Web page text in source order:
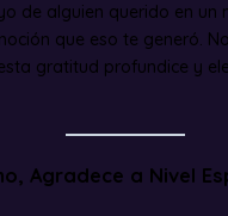
de alguien querido en un
que eso te generó.
gratitud profundice y
Agradece a Nivel